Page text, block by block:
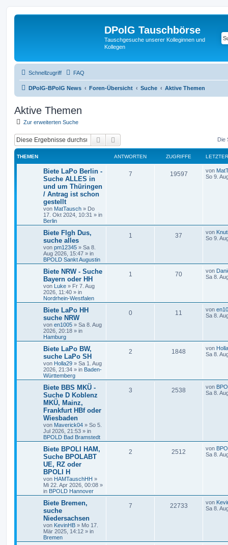
DPolG Tauschbörse
Tauschgesuche unserer Kolleginnen und
Kollegen
Schnellzugriff FAQ
DPolG-BPolG News Foren-Übersicht Suche Aktive Themen
Aktive Themen
Zur erweiterten Suche
Suche Die
THEMEN ANTWORTEN ZUGRIFFE
Biete LaPo Berlin -
Suche ALLES in
und um Thüringen
/ Antrag ist schon
gestellt
von MatTausch » Do
17. Okt 2024, 10:31 » in
Berlin
7 19597 von
So 9.
Biete Flgh Dus,
suche alles
von pm12345 » Sa 8.
Aug 2026, 15:47 » in
BPOLD Sankt Augustin
1 37 von Knuti
So 9.
Biete NRW - Suche
Bayern oder HH
von Luke » Fr 7. Aug
2026, 11:40 » in
Nordrhein-Westfalen
1 70 von
Sa 8.
Biete LaPo HH
suche NRW
von en1005 » Sa 8. Aug
2026, 20:18 » in
Hamburg
0 11 von
Sa 8.
Biete LaPo BW,
suche LaPo SH
von Holla29 » Sa 1. Aug
2026, 21:34 » in Baden-
Württemberg
2 1848 von
Sa 8.
Biete BBS MKÜ -
Suche D Koblenz
MKÜ, Mainz,
Frankfurt HBf oder
Wiesbaden
von Maverick04 » So 5.
Jul 2026, 21:53 » in
BPOLD Bad Bramstedt
3 2538 von
Sa 8.
Biete BPOLI HAM,
Suche BPOLABT
UE, RZ oder
BPOLI H
von HAMTauschHH »
Mi 22. Apr 2026, 00:08 »
in BPOLD Hannover
2 2512 von
Sa 8.
Biete Bremen,
suche
Niedersachsen
von KevinHB » Mo 17.
Mär 2025, 14:12 » in
Bremen
7 22733 von
Sa 8.